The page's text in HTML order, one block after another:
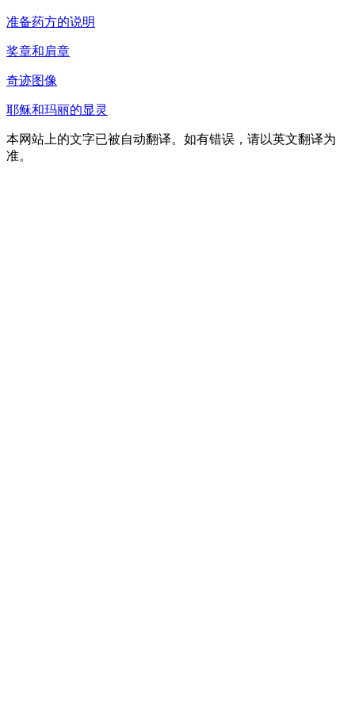
准备药方的说明
奖章和肩章
奇迹图像
耶稣和玛丽的显灵
本网站上的文字已被自动翻译。如有错误，请以英文翻译为
准。